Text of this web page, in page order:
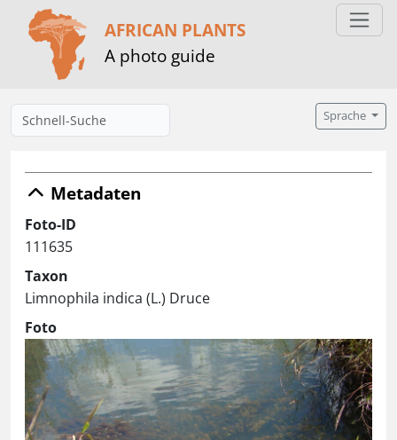
AFRICAN PLANTS
A photo guide
Sprache
Metadaten
Foto-ID
111635
Taxon
Limnophila indica (L.) Druce
Foto